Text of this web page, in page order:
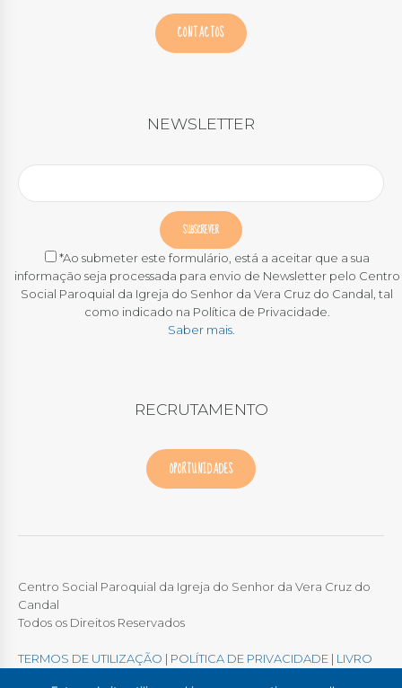
CONTACTOS
NEWSLETTER
*Ao submeter este formulário, está a aceitar que a sua
informação seja processada para envio de Newsletter pelo Centro
Social Paroquial da Igreja do Senhor da Vera Cruz do Candal, tal
como indicado na Política de Privacidade.
Saber mais.
RECRUTAMENTO
OPORTUNIDADES
Centro Social Paroquial da Igreja do Senhor da Vera Cruz do
Candal
Todos os Direitos Reservados
TERMOS DE UTILIZAÇÃO | POLÍTICA DE PRIVACIDADE | LIVRO